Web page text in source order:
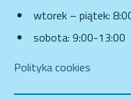
wtorek – piątek:
sobota: 9:00-13:00
Polityka cookies